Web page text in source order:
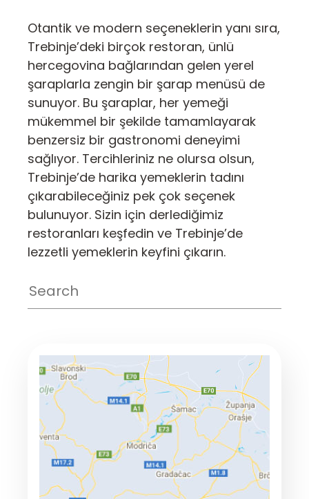
Otantik ve modern seçeneklerin yanı sıra,
Trebinje’deki birçok restoran, ünlü
hercegovina bağlarından gelen yerel
şaraplarla zengin bir şarap menüsü de
sunuyor. Bu şaraplar, her yemeği
mükemmel bir şekilde tamamlayarak
benzersiz bir gastronomi deneyimi
sağlıyor. Tercihleriniz ne olursa olsun,
Trebinje’de harika yemeklerin tadını
çıkarabileceğiniz pek çok seçenek
bulunuyor. Sizin için derlediğimiz
restoranları keşfedin ve Trebinje’de
lezzetli yemeklerin keyfini çıkarın.